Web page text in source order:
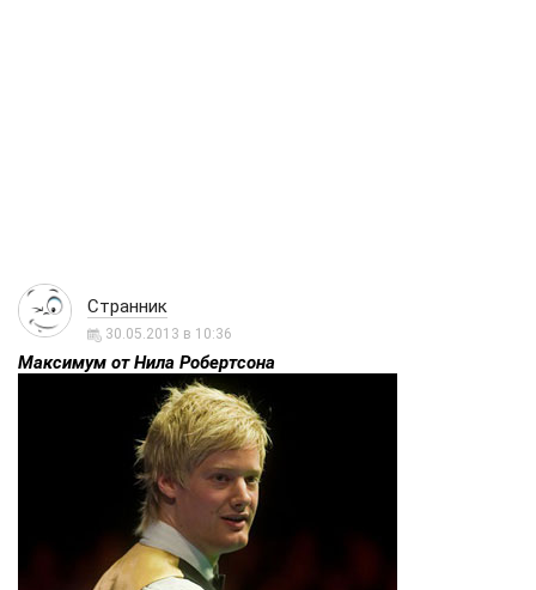
Странник
30.05.2013 в 10:36
Максимум от Нила Робертсона